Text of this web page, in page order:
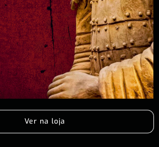
Ver na loja